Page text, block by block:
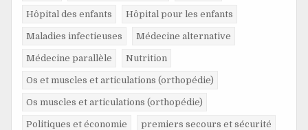
Hôpital des enfants Hôpital pour les enfants
Maladies infectieuses Médecine alternative
Médecine parallèle Nutrition
Os et muscles et articulations (orthopédie)
Os muscles et articulations (orthopédie)
Politiques et économie premiers secours et sécurité